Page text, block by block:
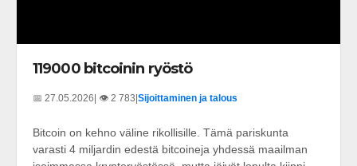
119000 bitcoinin ryöstö
📅 27.05.2026 | 👁️ 2 783 Sijoittaminen ja talous
Bitcoin on kehno väline rikollisille. Tämä pariskunta
varasti 4 miljardin edestä bitcoineja yhdessä maailman